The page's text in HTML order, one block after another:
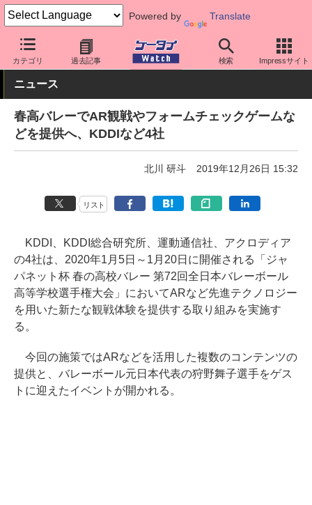
Powered by Translate
カテゴリ 過去記事 検索 Impressサイト
ケータイ Watch キャリア au アプリ・サービス
ニュース
春高バレーでAR観戦やフォームチェックゲームな
どを提供へ、KDDIなど4社
北川 研斗 2019年12月26日 15:32
リスト
KDDI、KDDI総合研究所、運動通信社、アクロディア
の4社は、2020年1月5日～1月20日に開催される「ジャ
パネット杯 春の高校バレー 第72回全日本バレーボール
高等学校選手権大会」においてARなど先進テクノロジー
を用いた新たな観戦体験を提供する取り組みを実施す
る。
今回の施策ではARなどを活用した複数のコンテンツの
提供と、バレーボール元日本代表の狩野舞子選手をゲス
トに迎えたイベントが開かれる。